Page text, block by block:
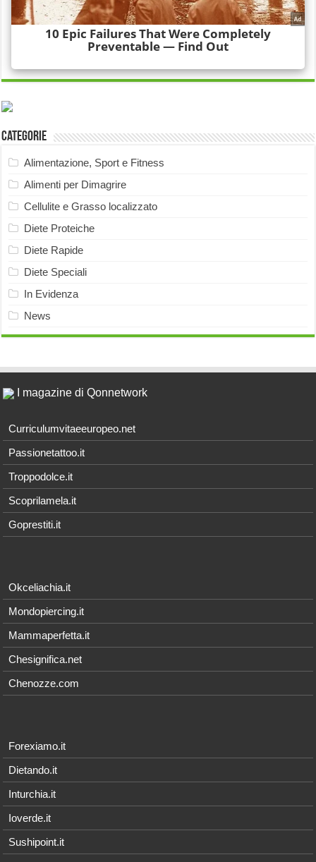
Categorie
Alimentazione, Sport e Fitness
Alimenti per Dimagrire
Cellulite e Grasso localizzato
Diete Proteiche
Diete Rapide
Diete Speciali
In Evidenza
News
I magazine di Qonnetwork
Curriculumvitaeeuropeo.net
Passionetattoo.it
Troppodolce.it
Scoprilamela.it
Goprestiti.it
Okceliachia.it
Mondopiercing.it
Mammaperfetta.it
Chesignifica.net
Chenozze.com
Forexiamo.it
Dietando.it
Inturchia.it
Ioverde.it
Sushipoint.it